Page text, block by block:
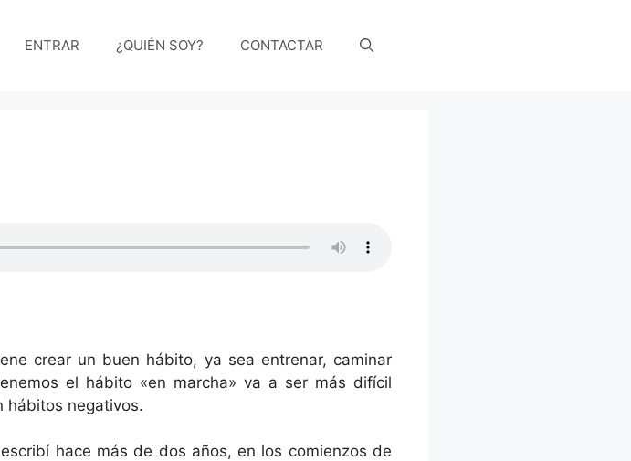
ENTRAR ¿QUIÉN SOY? CONTACTAR
crear un buen hábito, ya sea entrenar, caminar
el hábito «en marcha» va a ser más difícil
hábitos negativos.
hace más de dos años, en los comienzos de